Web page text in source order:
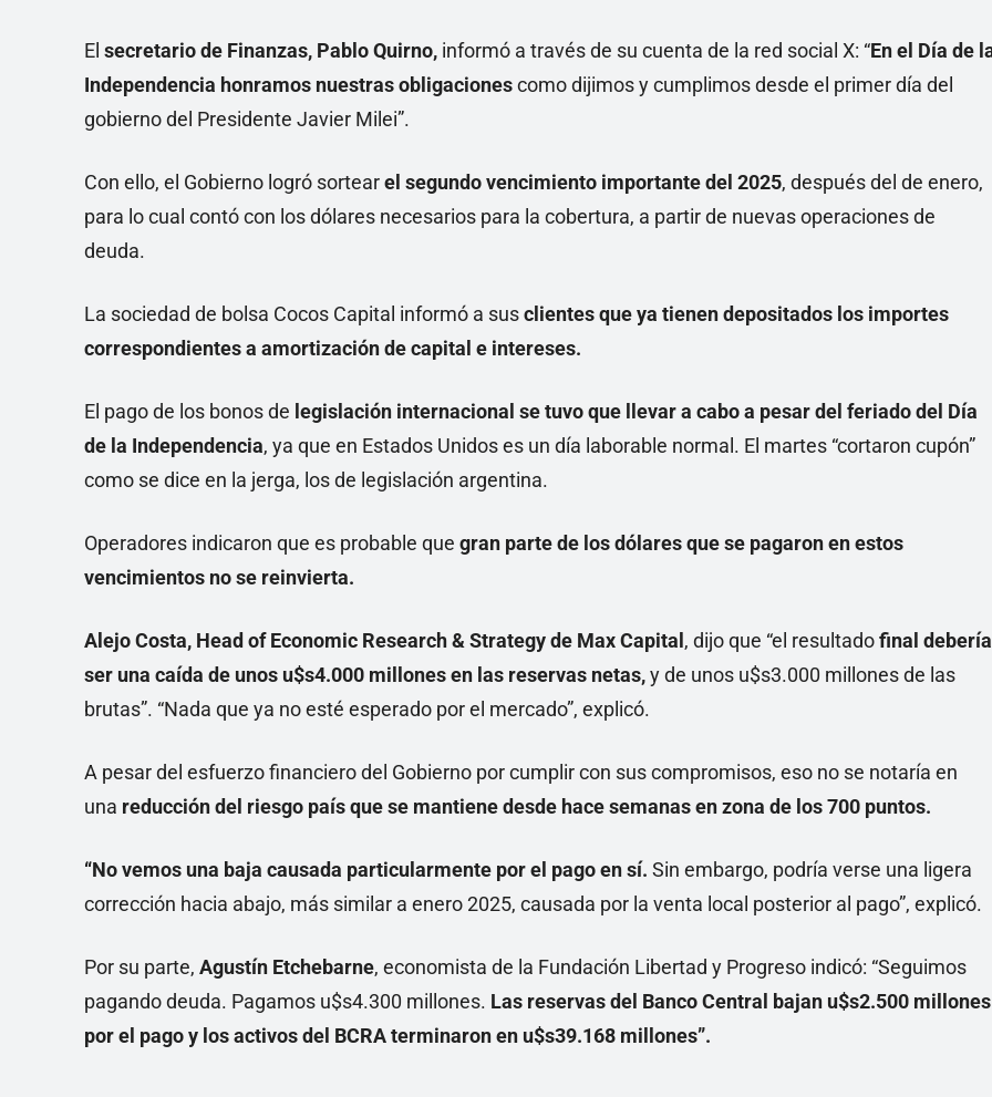
El secretario de Finanzas, Pablo Quirno, informó a través de su cuenta de la red social X: “En el Día de
Independencia honramos nuestras obligacionescomo dijimos y cumplimos desde el primer día del
gobierno del Presidente Javier Milei”.
Con ello, el Gobierno logró sortearel segundo vencimiento importante del 2025, después del de enero,
para lo cual contó con los dólares necesarios para la cobertura, a partir de nuevas operaciones de
deuda.
La sociedad de bolsa Cocos Capital informó a susclientes que ya tienen depositados los importes
correspondientes a amortización de capital e intereses.
El pago de los bonos de legislación internacional se tuvo que llevar a cabo a pesar del feriado del Día
de la Independencia, ya que en Estados Unidos es un día laborable normal. El martes “cortaron cupón”
como se dice en la jerga, los de legislación argentina.
Operadores indicaron que es probable que gran parte de los dólares que se pagaron en estos
vencimientos no se reinvierta.
Alejo Costa, Head of Economic Research & Strategy de Max Capital , dijo que “el resultadofinal debería
ser una caída de unos u$s4.000 millones en las reservas netas,y de unos u$s3.000 millones de las
brutas”. “Nada que ya no esté esperado por el mercado”, explicó.
A pesar del esfuerzo financiero del Gobierno por cumplir con sus compromisos, eso no se notaría en
una reducción del riesgo país que se mantiene desde hace semanas en zona de los 700 puntos.
“No vemos una baja causada particularmente por el pago en sí. Sin embargo, podría verse una ligera
corrección hacia abajo, más similar a enero 2025, causada por la venta local posterior al pago”, explicó.
Por su parte, Agustín Etchebarne, economista de la Fundación Libertad y Progreso indicó: “Seguimos
pagando deuda. Pagamos u$s4.300 millones. Las reservas del Banco Central bajan u$s2.500 millones
por el pago y los activos del BCRA terminaron en u$s39.168 millones”.